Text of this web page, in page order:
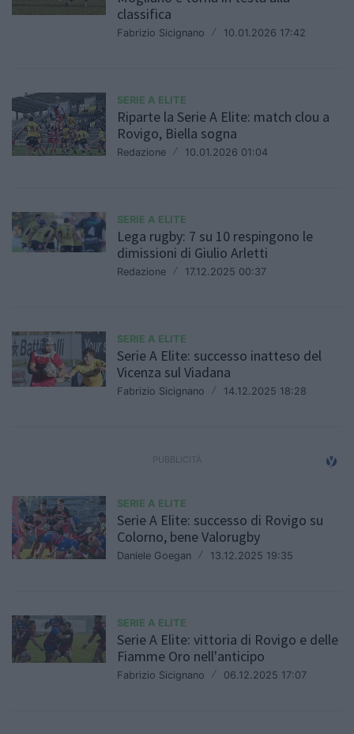
classifica
Fabrizio Sicignano / 10.01.2026 17:42
SERIE A ELITE
Riparte la Serie A Elite: match clou a
Rovigo, Biella sogna
Redazione / 10.01.2026 01:04
SERIE A ELITE
Lega rugby: 7 su 10 respingono le
dimissioni di Giulio Arletti
Redazione / 17.12.2025 00:37
SERIE A ELITE
Serie A Elite: successo inatteso del
Vicenza sul Viadana
Fabrizio Sicignano / 14.12.2025 18:28
SERIE A ELITE
Serie A Elite: successo di Rovigo su
Colorno, bene Valorugby
Daniele Goegan / 13.12.2025 19:35
SERIE A ELITE
Serie A Elite: vittoria di Rovigo e delle
Fiamme Oro nell'anticipo
Fabrizio Sicignano / 06.12.2025 17:07